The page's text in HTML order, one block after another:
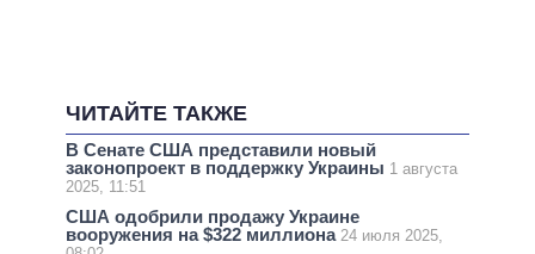
ЧИТАЙТЕ ТАКЖЕ
В Сенате США представили новый
законопроект в поддержку Украины 1 августа
2025, 11:51
США одобрили продажу Украине
вооружения на $322 миллиона 24 июля 2025,